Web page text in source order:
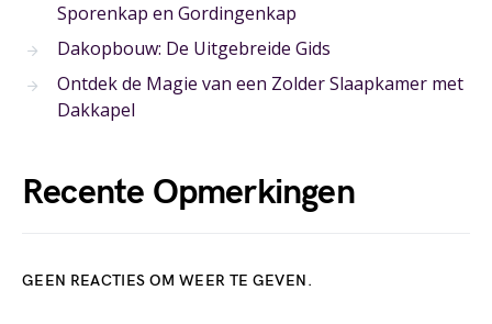
Sporenkap en Gordingenkap
Dakopbouw: De Uitgebreide Gids
Ontdek de Magie van een Zolder Slaapkamer met
Dakkapel
Recente Opmerkingen
GEEN REACTIES OM WEER TE GEVEN.